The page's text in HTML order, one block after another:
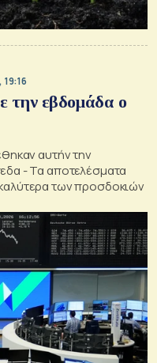
εβδομάδα ο
αυτήν την
- Τα αποτελέσματα
των προσδοκιών